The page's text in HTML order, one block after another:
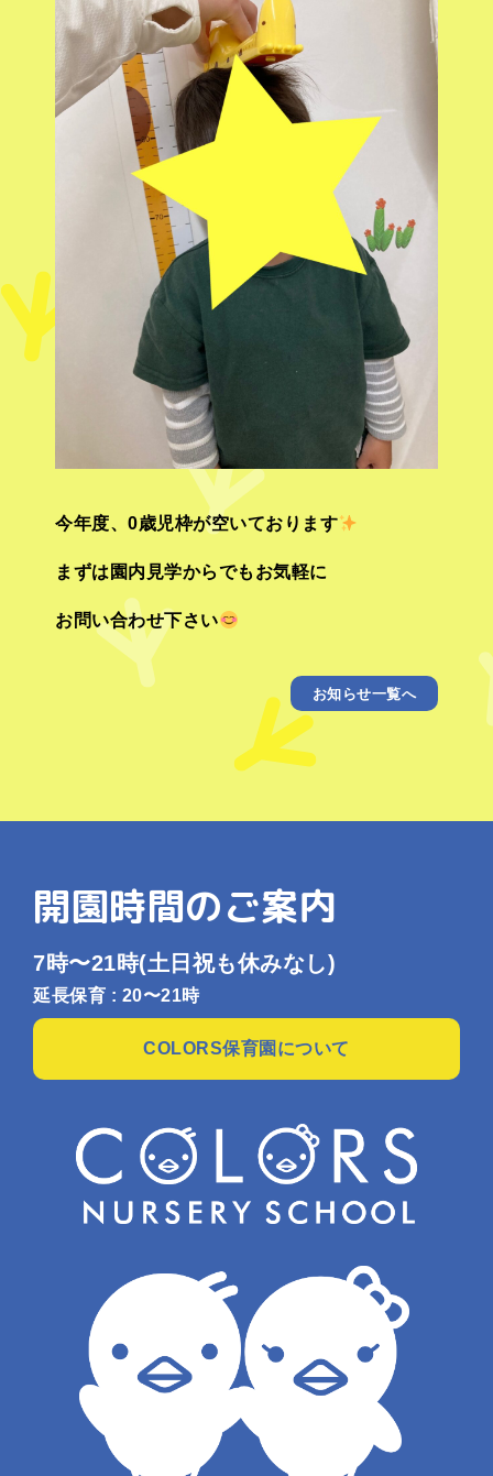
今年度、0歳児枠が空いております
まずは園内見学からでもお気軽に
お問い合わせ下さい
お知らせ一覧へ
開園時間のご案内
7時〜21時(土日祝も休みなし)
延長保育 : 20〜21時
COLORS保育園について